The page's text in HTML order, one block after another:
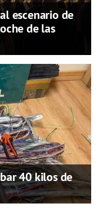
escenario de
de las
40 kilos de